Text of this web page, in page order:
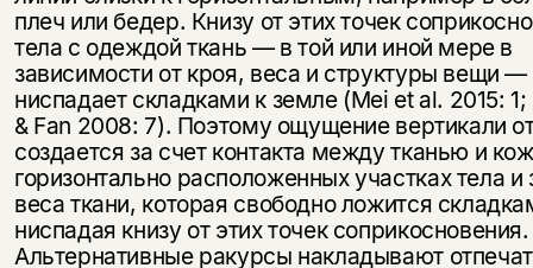
плеч или бедер. Книзу от этих точек
тела с одеждой ткань — в той или иной мере в
зависимости от кроя, веса и структуры вещи —
ниспадает складками к земле (Mei et al. 2015:
& Fan 2008: 7). Поэтому ощущение вертикали
создается за счет контакта между тканью и
горизонтально расположенных участках тела и
веса ткани, которая свободно ложится
ниспадая книзу от этих точек соприкосновения.
Альтернативные ракурсы накладывают